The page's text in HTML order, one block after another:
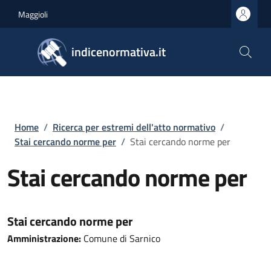
Maggioli
indicenormativa.it
Briciole di pane
Home / Ricerca per estremi dell'atto normativo /
Stai cercando norme per / Stai cercando norme per
Stai cercando norme per
Stai cercando norme per
Amministrazione: Comune di Sarnico